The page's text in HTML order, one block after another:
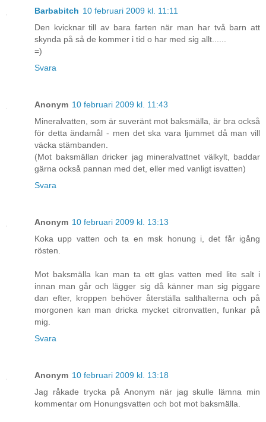
Barbabitch 10 februari 2009 kl. 11:11
Den kvicknar till av bara farten när man har två barn att
skynda på så de kommer i tid o har med sig allt......
=)
Svara
Anonym 10 februari 2009 kl. 11:43
Mineralvatten, som är suveränt mot baksmälla, är bra också
för detta ändamål - men det ska vara ljummet då man vill
väcka stämbanden.
(Mot baksmällan dricker jag mineralvattnet välkylt, baddar
gärna också pannan med det, eller med vanligt isvatten)
Svara
Anonym 10 februari 2009 kl. 13:13
Koka upp vatten och ta en msk honung i, det får igång
rösten.
Mot baksmälla kan man ta ett glas vatten med lite salt i
innan man går och lägger sig då känner man sig piggare
dan efter, kroppen behöver återställa salthalterna och på
morgonen kan man dricka mycket citronvatten, funkar på
mig.
Svara
Anonym 10 februari 2009 kl. 13:18
Jag råkade trycka på Anonym när jag skulle lämna min
kommentar om Honungsvatten och bot mot baksmälla.